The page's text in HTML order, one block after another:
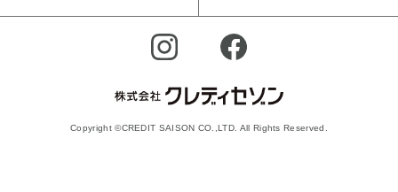
Copyright ©CREDIT SAISON CO.,LTD. All Rights Reserved.